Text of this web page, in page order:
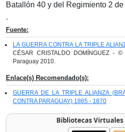
Batallón 40 y del Regimiento 2
.
Fuente:
LA GUERRA CONTRA LA TRIPLE
CÉSAR CRISTALDO DOMÍNGUEZ -
Paraguay 2010.
Enlace(s) Recomendado(s):
GUERRA DE LA TRIPLE ALIANZA
CONTRA PARAGUAY) 1865 - 1870
Bibliotecas Virtuales